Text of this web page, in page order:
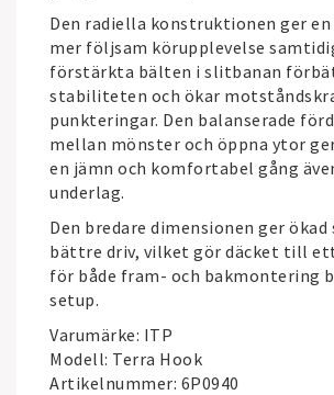
Den radiella konstruktionen ger en
mer följsam körupplevelse
förstärkta bälten i slitbanan
stabiliteten och ökar
punkteringar. Den balanserade
mellan mönster och öppna ytor
en jämn och komfortabel gång
underlag.
Den bredare dimensionen ger
bättre driv, vilket gör däcket till
för både fram- och bakmontering
setup.
Varumärke: ITP
Modell: Terra Hook
Artikelnummer: 6P0940